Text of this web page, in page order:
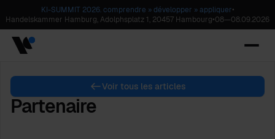
KI-SUMMIT 2026. comprendre » développer » appliquer•
Handelskammer Hamburg, Adolphsplatz 1, 20457 Hambourg•08—08.09.2026
Voir tous les articles
Partenaire